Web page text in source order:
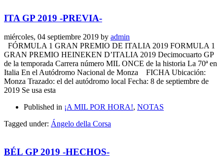
ITA GP 2019 -PREVIA-
miércoles, 04 septiembre 2019 by admin
FÓRMULA 1 GRAN PREMIO DE ITALIA 2019 FORMULA 1
GRAN PREMIO HEINEKEN D’ITALIA 2019 Decimocuarto GP
de la temporada Carrera número MIL ONCE de la historia La 70ª en
Italia En el Autódromo Nacional de Monza FICHA Ubicación:
Monza Trazado: el del autódromo local Fecha: 8 de septiembre de
2019 Se usa esta
Published in ¡A MIL POR HORA!, NOTAS
Tagged under: Ángelo della Corsa
BÉL GP 2019 -HECHOS-